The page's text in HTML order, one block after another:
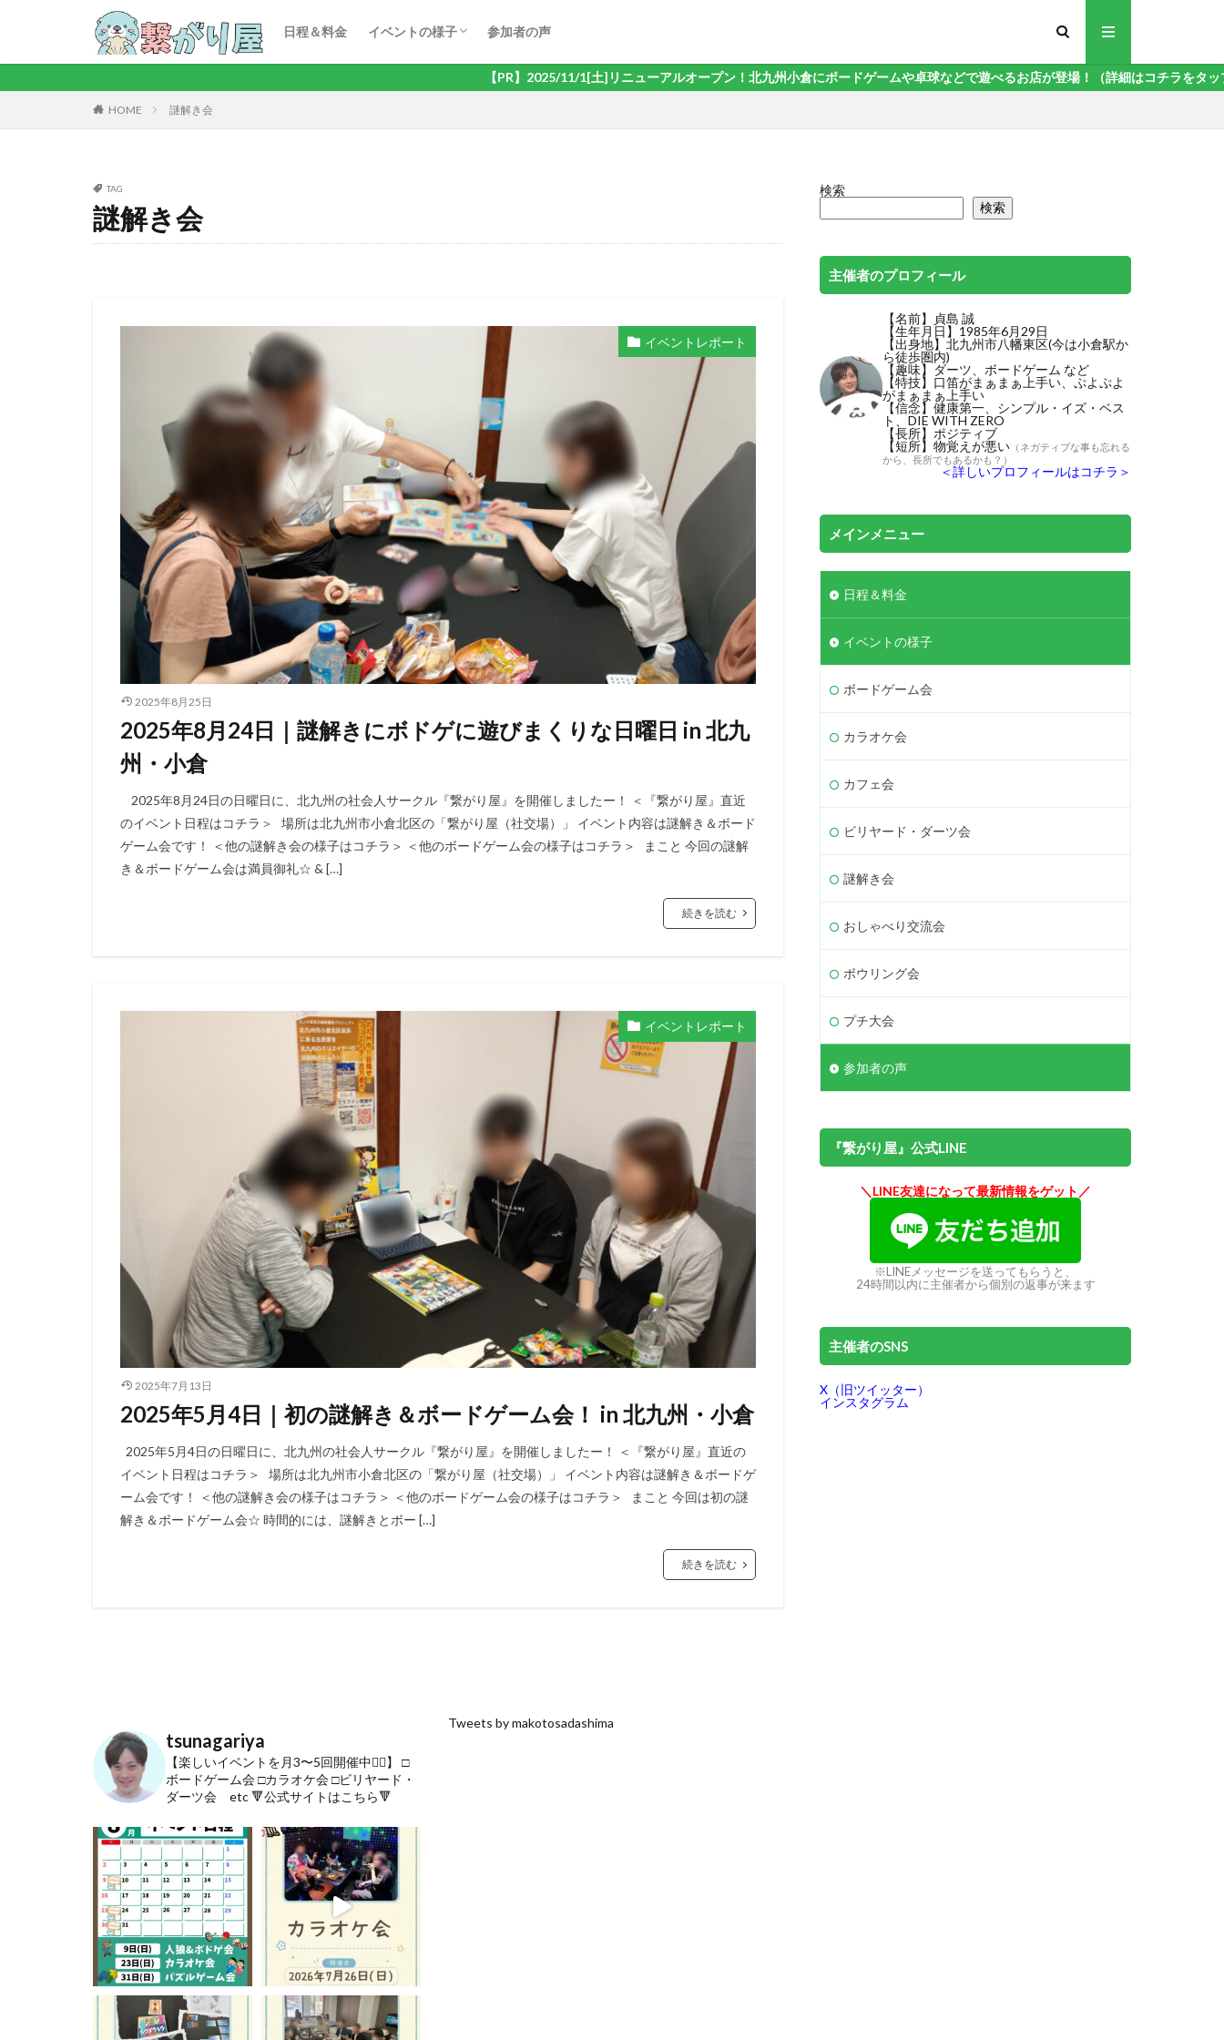
日程＆料金 イベントの様子
ビリヤード・ダーツ会
参加者の声
【PR】2025/11/1[土]リニューアルオープン！北九州小倉にボードゲームや卓球などで遊べるお店が登場！（詳細はコチラをタップ）
HOME 謎解き会
TAG
謎解き会
イベントレポート
2025年8月25日
2025年8月24日｜謎解きにボドゲに遊びまくりな日曜日 in 北九
州・小倉
2025年8月24日の日曜日に、北九州の社会人サークル『繋がり屋』を開催しましたー！ ＜『繋がり屋』直近
のイベント日程はコチラ＞ 場所は北九州市小倉北区の「繋がり屋（社交場）」 イベント内容は謎解き＆ボード
ゲーム会です！ ＜他の謎解き会の様子はコチラ＞ ＜他のボードゲーム会の様子はコチラ＞ まこと 今回の謎解
き＆ボードゲーム会は満員御礼☆ & […]
続きを読む
イベントレポート
2025年7月13日
2025年5月4日｜初の謎解き＆ボードゲーム会！ in 北九州・小倉
2025年5月4日の日曜日に、北九州の社会人サークル『繋がり屋』を開催しましたー！ ＜『繋がり屋』直近の
イベント日程はコチラ＞ 場所は北九州市小倉北区の「繋がり屋（社交場）」 イベント内容は謎解き＆ボードゲ
ーム会です！ ＜他の謎解き会の様子はコチラ＞ ＜他のボードゲーム会の様子はコチラ＞ まこと 今回は初の謎
解き＆ボードゲーム会☆ 時間的には、謎解きとボー […]
続きを読む
検索
検索
主催者のプロフィール
【名前】貞島 誠
【生年月日】1985年6月29日
【出身地】北九州市八幡東区(今は小倉駅か
ら徒歩圏内)
【趣味】ダーツ、ボードゲーム など
【特技】 口笛がまぁまぁ上手い 、ぷよぷよ
がまぁまぁ上手い
【信念】健康第一、シンプル・イズ・ベス
ト、DIE WITH ZERO
【長所】ポジティブ
【短所】物覚えが悪い （ネガティブな事も忘れる
から、長所でもあるかも？）
＜詳しいプロフィールはコチラ＞
メインメニュー
日程＆料金
イベントの様子
ボードゲーム会
カラオケ会
カフェ会
ビリヤード・ダーツ会
謎解き会
おしゃべり交流会
ボウリング会
プチ大会
参加者の声
『繋がり屋』公式LINE
＼LINE友達になって最新情報をゲット／
※LINEメッセージを送ってもらうと、
24時間以内に主催者から個別の返事が来ます
主催者のSNS
X（旧ツイッター）
インスタグラム
tsunagariya
【楽しいイベントを月3〜5回開催中🙋‍♂️】
□
ボードゲーム会□カラオケ会□ビリヤード・
ダーツ会 etc🔻公式サイトはこちら🔻
Tweets by makotosadashima